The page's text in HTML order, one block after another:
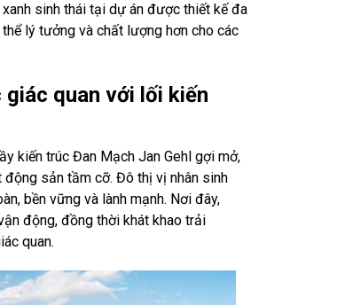
sinh thái tại dự án được thiết kế đa
lý tưởng và chất lượng hơn cho các
quan với lối kiến
kiến trúc Đan Mạch Jan Gehl gợi mở,
sản tầm cỡ. Đô thị vị nhân sinh
bền vững và lành mạnh. Nơi đây,
động, đồng thời khát khao trải
quan.